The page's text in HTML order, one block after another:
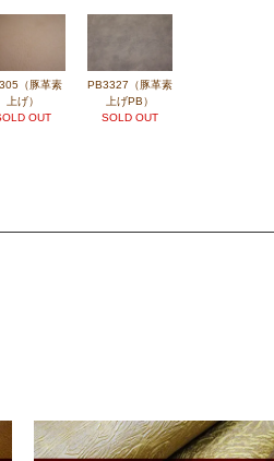
（豚革素
上げ）
OUT
PB3327（豚革素
上げPB）
SOLD OUT